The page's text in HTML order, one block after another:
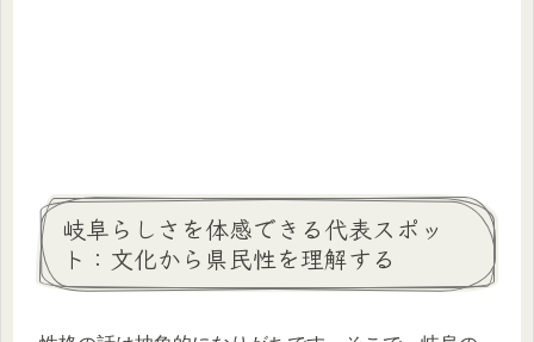
岐阜らしさを体感できる代表スポッ
ト：文化から県民性を理解する